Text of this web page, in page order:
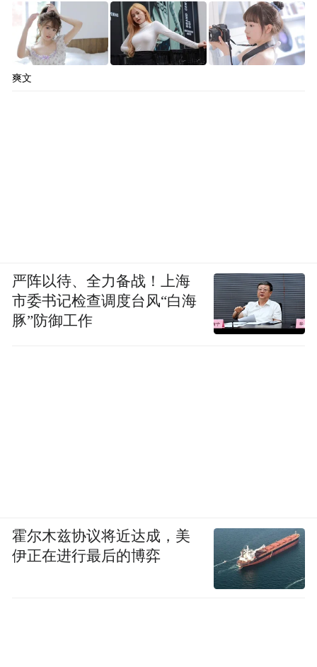
爽文
严阵以待、全力备战！上海
市委书记检查调度台风“白海
豚”防御工作
霍尔木兹协议将近达成，美
伊正在进行最后的博弈